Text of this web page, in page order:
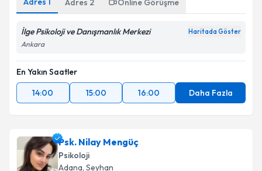
Adres 2 Online Görüşme
İlge Psikoloji ve Danışmanlık Merkezi Haritada Göster
Ankara
En Yakın Saatler
14:00
15:00 16:00 Daha Fazla
Psk. Nilay Mengüç
Psikoloji
Adana, Seyhan